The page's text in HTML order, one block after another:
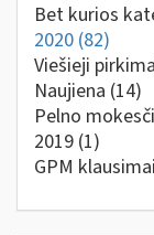
Bet kurios
2020 (82)
Viešieji
Naujiena (14)
Pelno
2019 (1)
GPM